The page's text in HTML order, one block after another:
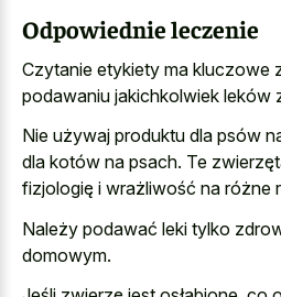
Odpowiednie leczenie
Czytanie etykiety ma kluczowe
podawaniu jakichkolwiek leków
Nie używaj produktu dla psów
dla kotów na psach. Te
fizjologię i wrażliwość na różne
Należy podawać leki tylko
domowym.